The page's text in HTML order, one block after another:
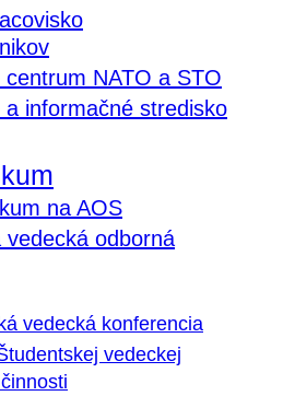
centrum NATO a STO
a informačné stredisko
na AOS
vedecká odborná
vedecká konferencia
vedeckej